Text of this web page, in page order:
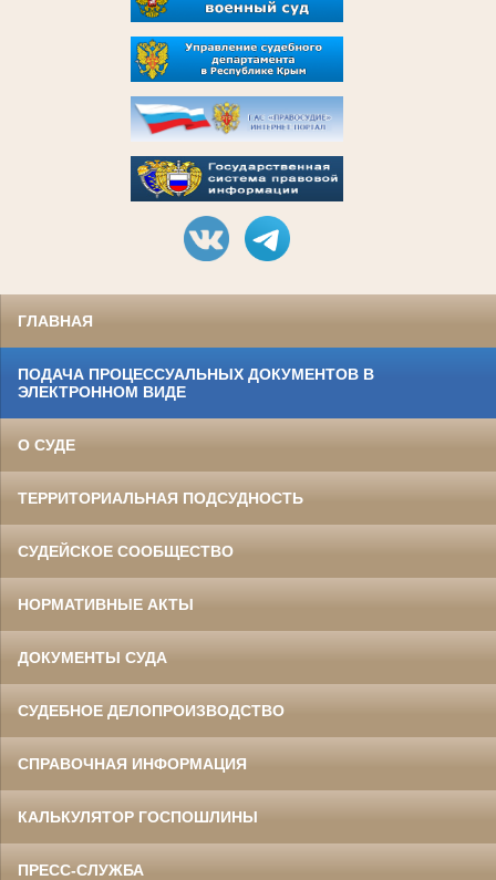
ГЛАВНАЯ
ПОДАЧА ПРОЦЕССУАЛЬНЫХ ДОКУМЕНТОВ В
ЭЛЕКТРОННОМ ВИДЕ
О СУДЕ
ТЕРРИТОРИАЛЬНАЯ ПОДСУДНОСТЬ
СУДЕЙСКОЕ СООБЩЕСТВО
НОРМАТИВНЫЕ АКТЫ
ДОКУМЕНТЫ СУДА
СУДЕБНОЕ ДЕЛОПРОИЗВОДСТВО
СПРАВОЧНАЯ ИНФОРМАЦИЯ
КАЛЬКУЛЯТОР ГОСПОШЛИНЫ
ПРЕСС-СЛУЖБА